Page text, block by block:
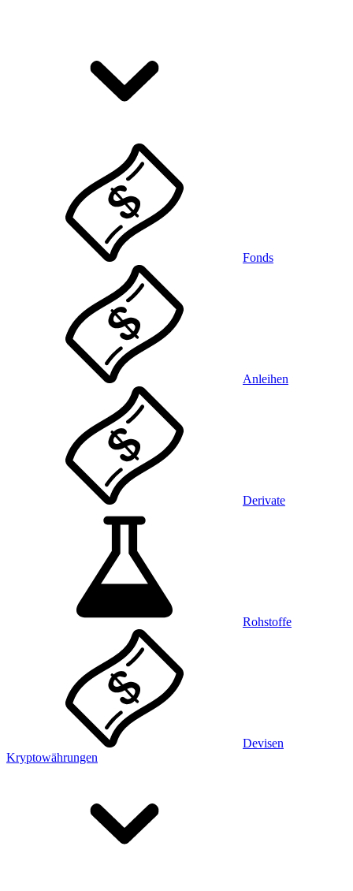
Fonds
Anleihen
Derivate
Rohstoffe
Devisen
Kryptowährungen